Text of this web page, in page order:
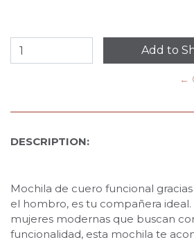
←
DESCRIPTION:
Mochila de cuero funcional
el hombro, es tu compañera ideal.
mujeres modernas que buscan
funcionalidad, esta mochila te